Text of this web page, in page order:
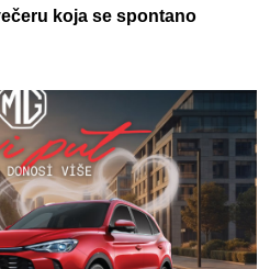
koja se spontano